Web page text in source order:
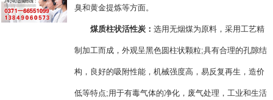
臭和黄金提炼等方面。
煤质柱状活性炭： 选用无烟煤为原料，采用工艺精
制加工而成，外观呈黑色圆柱状颗粒;具有合理的孔隙结
构，良好的吸附性能，机械强度高，易反复再生，造价
低等特点;用于有毒气体的净化，废气处理，工业和生活